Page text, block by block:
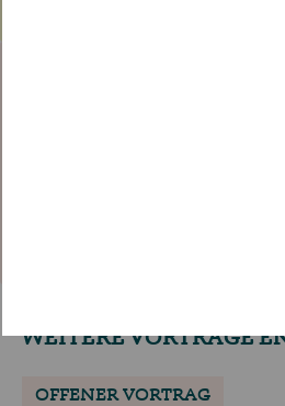
WEITERE VORTRÄGE
OFFENER VORTRAG